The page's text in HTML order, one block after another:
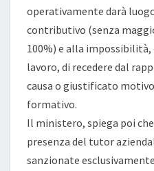
operativamente darà
contributivo (senza
100%) e alla
lavoro, di recedere dal
causa o giustificato
formativo.
Il ministero, spiega poi
presenza del tutor
sanzionate